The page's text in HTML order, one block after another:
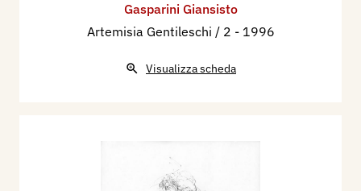
Gasparini Giansisto
Artemisia Gentileschi / 2 - 1996
Visualizza scheda